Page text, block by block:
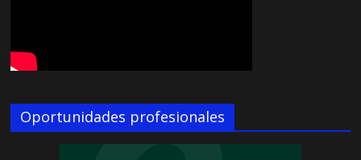
Oportunidades profesionales